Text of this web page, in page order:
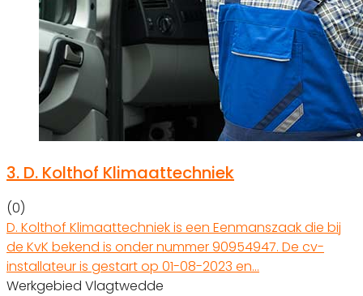
3. D. Kolthof Klimaattechniek
(0)
D. Kolthof Klimaattechniek is een Eenmanszaak die bij
de KvK bekend is onder nummer 90954947. De cv-
installateur is gestart op 01-08-2023 en…
Werkgebied Vlagtwedde